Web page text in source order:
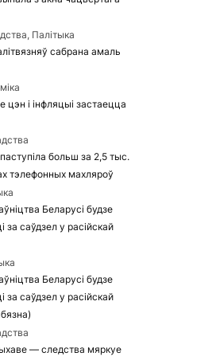
Палітыка
сабрана амаль
і інфляцыі застаецца
больш за 2,5 тыс.
тэлефонных махляроў
Беларусі будзе
за саўдзел у расійскай
Беларусі будзе
за саўдзел у расійскай
— следства мяркуе